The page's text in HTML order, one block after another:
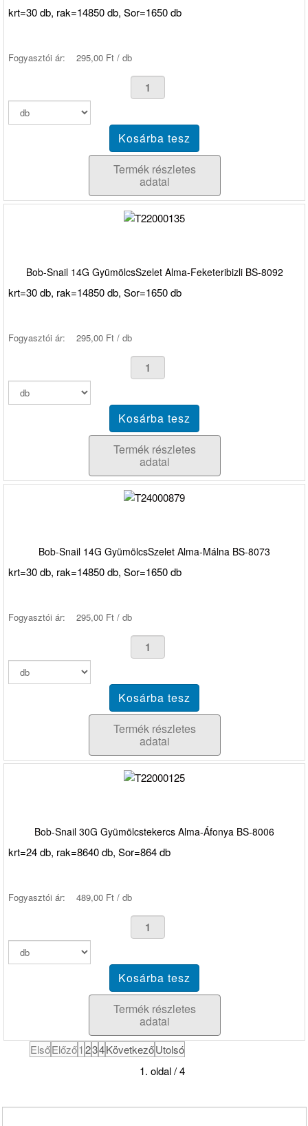
krt=30 db, rak=14850 db, Sor=1650 db
Fogyasztói ár: 295,00 Ft / db
Termék részletes
adatai
Bob-Snail 14G GyümölcsSzelet Alma-Feketeribizli BS-8092
krt=30 db, rak=14850 db, Sor=1650 db
Fogyasztói ár: 295,00 Ft / db
Termék részletes
adatai
Bob-Snail 14G GyümölcsSzelet Alma-Málna BS-8073
krt=30 db, rak=14850 db, Sor=1650 db
Fogyasztói ár: 295,00 Ft / db
Termék részletes
adatai
Bob-Snail 30G Gyümölcstekercs Alma-Áfonya BS-8006
krt=24 db, rak=8640 db, Sor=864 db
Fogyasztói ár: 489,00 Ft / db
Termék részletes
adatai
ElsőElőző1234KövetkezőUtolsó
1. oldal / 4